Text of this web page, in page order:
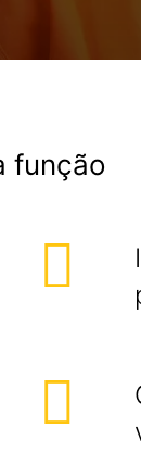
função